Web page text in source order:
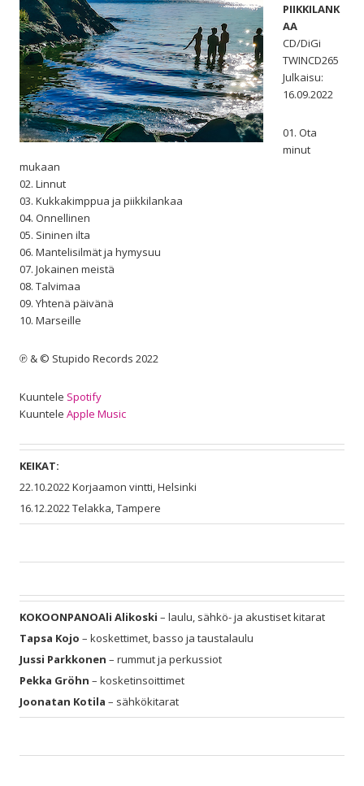
PIIKKILANK
AA
CD/DiGi
TWINCD265
Julkaisu:
16.09.2022
01. Ota
minut
mukaan
02. Linnut
03. Kukkakimppua ja piikkilankaa
04. Onnellinen
05. Sininen ilta
06. Mantelisilmät ja hymysuu
07. Jokainen meistä
08. Talvimaa
09. Yhtenä päivänä
10. Marseille
℗ & © Stupido Records 2022
Kuuntele Spotify
Kuuntele Apple Music
KEIKAT:
22.10.2022 Korjaamon vintti, Helsinki
16.12.2022 Telakka, Tampere
KOKOONPANOAli Alikoski – laulu, sähkö- ja akustiset kitarat
Tapsa Kojo – koskettimet, basso ja taustalaulu
Jussi Parkkonen – rummut ja perkussiot
Pekka Gröhn – kosketinsoittimet
Joonatan Kotila – sähkökitarat